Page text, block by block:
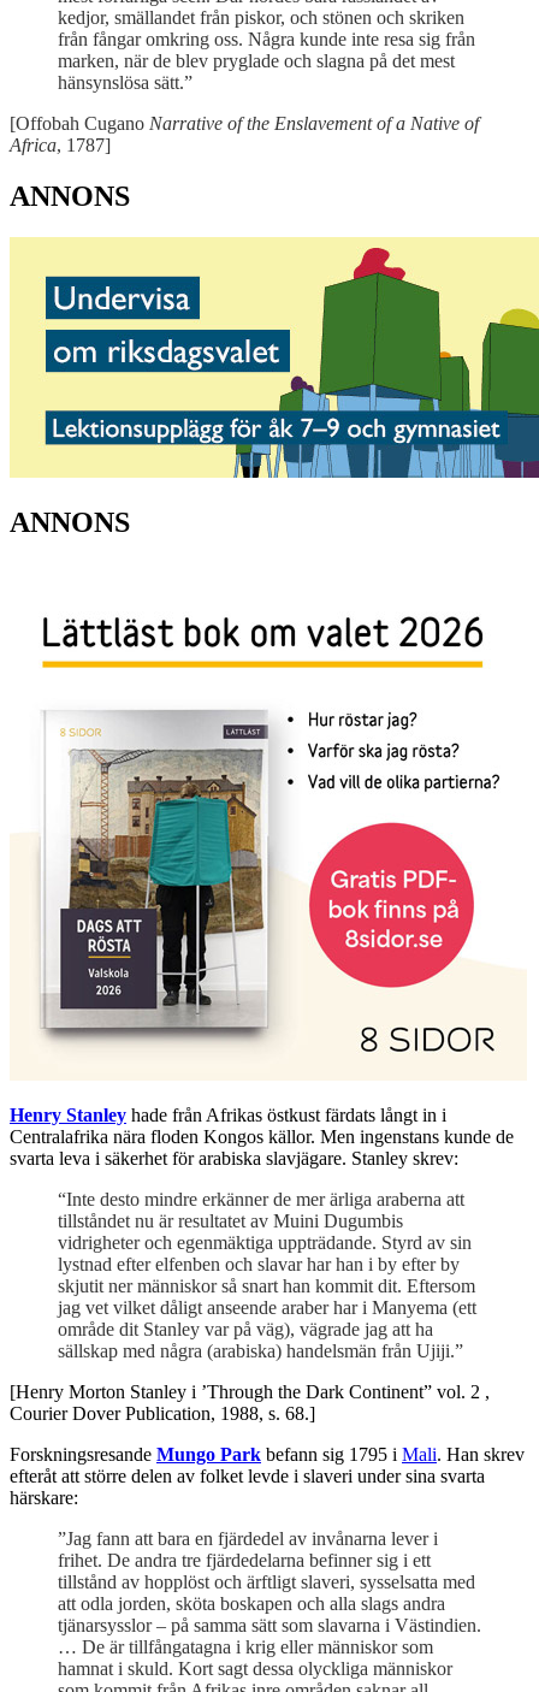
kedjor, smällandet från piskor, och stönen och skriken
från fångar omkring oss. Några kunde inte resa sig från
marken, när de blev pryglade och slagna på det mest
hänsynslösa sätt.”
[Offobah Cugano Narrative of the Enslavement of a Native of
Africa, 1787]
ANNONS
ANNONS
Henry Stanley hade från Afrikas östkust färdats långt in i
Centralafrika nära floden Kongos källor. Men ingenstans kunde de
svarta leva i säkerhet för arabiska slavjägare. Stanley skrev:
“Inte desto mindre erkänner de mer ärliga araberna att
tillståndet nu är resultatet av Muini Dugumbis
vidrigheter och egenmäktiga uppträdande. Styrd av sin
lystnad efter elfenben och slavar har han i by efter by
skjutit ner människor så snart han kommit dit. Eftersom
jag vet vilket dåligt anseende araber har i Manyema (ett
område dit Stanley var på väg), vägrade jag att ha
sällskap med några (arabiska) handelsmän från Ujiji.”
[Henry Morton Stanley i ’Through the Dark Continent” vol. 2 ,
Courier Dover Publication, 1988, s. 68.]
Forskningsresande Mungo Park befann sig 1795 i Mali. Han skrev
efteråt att större delen av folket levde i slaveri under sina svarta
härskare:
”Jag fann att bara en fjärdedel av invånarna lever i
frihet. De andra tre fjärdedelarna befinner sig i ett
tillstånd av hopplöst och ärftligt slaveri, sysselsatta med
att odla jorden, sköta boskapen och alla slags andra
tjänarsysslor – på samma sätt som slavarna i Västindien.
… De är tillfångatagna i krig eller människor som
hamnat i skuld. Kort sagt dessa olyckliga människor